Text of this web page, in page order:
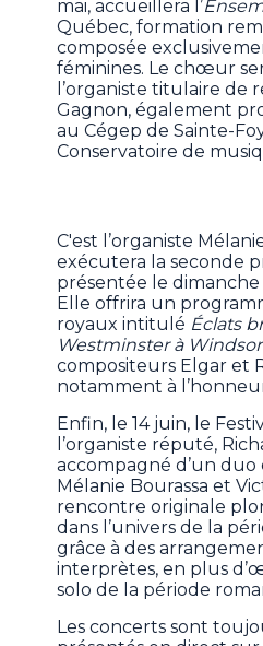
mai, accueillera l’
Québec, formation
composée
féminines. Le chœur
l’organiste titulaire de
Gagnon, également
au Cégep de Sainte-
Conservatoire de
C'est l’organiste
exécutera la seconde
présentée le dimanche
Elle offrira un
royaux intitulé Éclats
Westminster à
compositeurs Elgar et
notamment à
Enfin, le 14 juin, le
l’organiste réputé,
accompagné d’un duo
Mélanie Bourassa et
rencontre originale
dans l’univers de la
grâce à des
interprètes, en plus
solo de la période
Les concerts sont